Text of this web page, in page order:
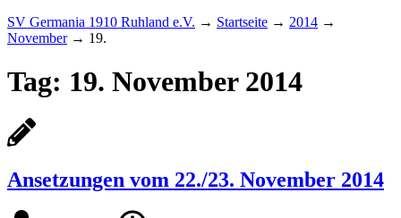
SV Germania 1910 Ruhland e.V. → Startseite → 2014 →
November→ 19.
Tag: 19. November 2014
Ansetzungen vom 22./23. November 2014